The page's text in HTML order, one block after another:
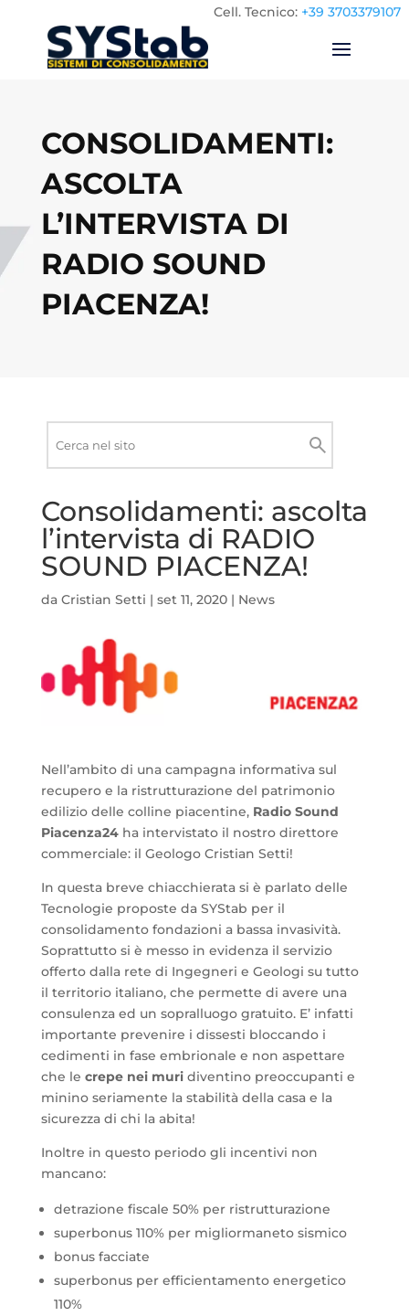
Cell. Tecnico: +39 3703379107
CONSOLIDAMENTI:
ASCOLTA
L’INTERVISTA DI
RADIO SOUND
PIACENZA!
sito
Cerca
Consolidamenti: ascolta
l’intervista di RADIO
SOUND PIACENZA!
da Cristian Setti | set 11, 2020| News
Nell’ambito di una campagna informativa sul
recupero e la ristrutturazione del patrimonio
edilizio delle colline piacentine, Radio Sound
Piacenza24ha intervistato il nostro direttore
commerciale: il Geologo Cristian Setti!
In questa breve chiacchierata si è parlato delle
Tecnologie proposte da SYStab per il
consolidamento fondazioni a bassa invasività.
Soprattutto si è messo in evidenza il servizio
offerto dalla rete di Ingegneri e Geologi su tutto
il territorio italiano, che permette di avere una
consulenza ed un sopralluogo gratuito. E’ infatti
importante prevenire i dissesti bloccando i
cedimenti in fase embrionale e non aspettare
che le crepe nei muridiventino preoccupanti e
minino seriamente la stabilità della casa e la
sicurezza di chi la abita!
Inoltre in questo periodo gli incentivi non
mancano:
detrazione fiscale 50% per ristrutturazione
superbonus 110% per migliormaneto sismico
bonus facciate
superbonus per efficientamento energetico
110%